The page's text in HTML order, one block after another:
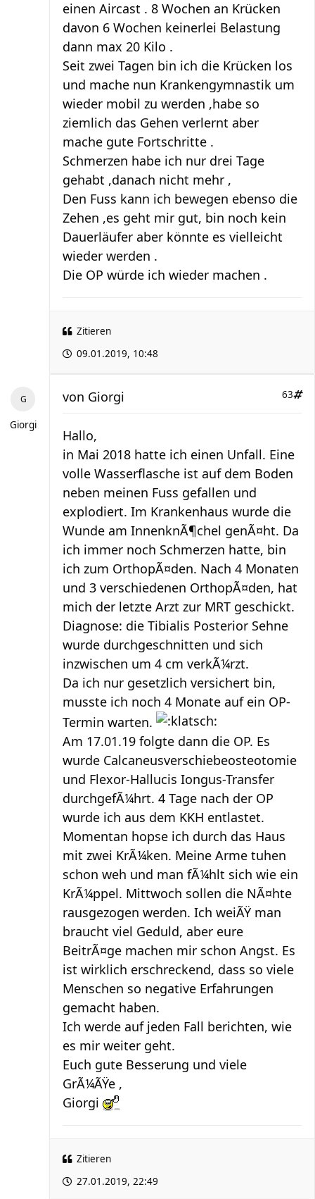
einen Aircast . 8 Wochen an Krücken
davon 6 Wochen keinerlei Belastung
dann max 20 Kilo .
Seit zwei Tagen bin ich die Krücken los
und mache nun Krankengymnastik um
wieder mobil zu werden ,habe so
ziemlich das Gehen verlernt aber
mache gute Fortschritte .
Schmerzen habe ich nur drei Tage
gehabt ,danach nicht mehr ,
Den Fuss kann ich bewegen ebenso die
Zehen ,es geht mir gut, bin noch kein
Dauerläufer aber könnte es vielleicht
wieder werden .
Die OP würde ich wieder machen .
Zitieren
09.01.2019, 10:48
Giorgi
63
von Giorgi
Hallo,
in Mai 2018 hatte ich einen Unfall. Eine
volle Wasserflasche ist auf dem Boden
neben meinen Fuss gefallen und
explodiert. Im Krankenhaus wurde die
Wunde am InnenknÃ¶chel genÃ¤ht. Da
ich immer noch Schmerzen hatte, bin
ich zum OrthopÃ¤den. Nach 4 Monaten
und 3 verschiedenen OrthopÃ¤den, hat
mich der letzte Arzt zur MRT geschickt.
Diagnose: die Tibialis Posterior Sehne
wurde durchgeschnitten und sich
inzwischen um 4 cm verkÃ¼rzt.
Da ich nur gesetzlich versichert bin,
musste ich noch 4 Monate auf ein OP-
Termin warten.
Am 17.01.19 folgte dann die OP. Es
wurde Calcaneusverschiebeosteotomie
und Flexor-Hallucis Iongus-Transfer
durchgefÃ¼hrt. 4 Tage nach der OP
wurde ich aus dem KKH entlastet.
Momentan hopse ich durch das Haus
mit zwei KrÃ¼ken. Meine Arme tuhen
schon weh und man fÃ¼hlt sich wie ein
KrÃ¼ppel. Mittwoch sollen die NÃ¤hte
rausgezogen werden. Ich weiÃŸ man
braucht viel Geduld, aber eure
BeitrÃ¤ge machen mir schon Angst. Es
ist wirklich erschreckend, dass so viele
Menschen so negative Erfahrungen
gemacht haben.
Ich werde auf jeden Fall berichten, wie
es mir weiter geht.
Euch gute Besserung und viele
GrÃ¼ÃŸe ,
Giorgi
Zitieren
27.01.2019, 22:49